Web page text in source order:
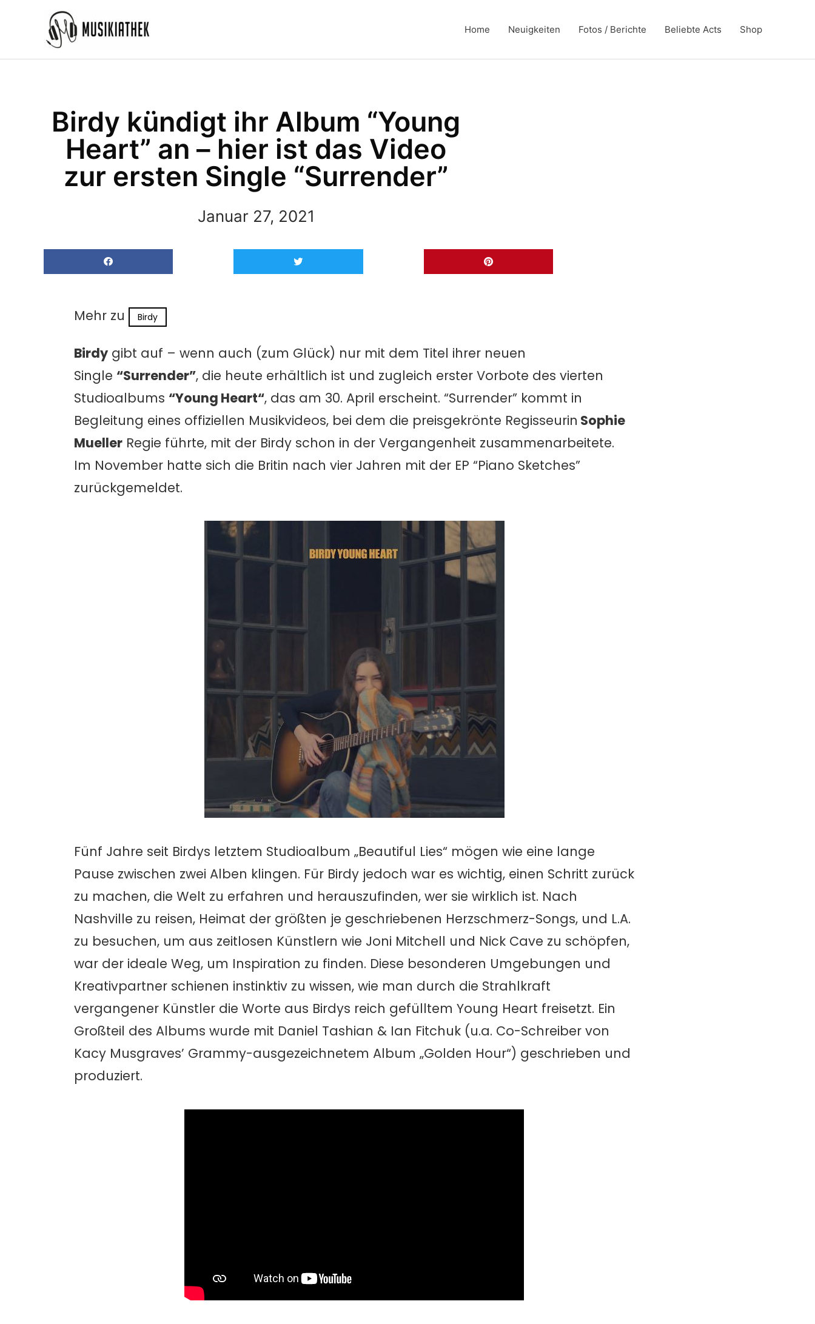
Home Neuigkeiten Fotos / Berichte Beliebte Acts Shop
Birdy kündigt ihr Album “Young
Heart” an – hier ist das Video
zur ersten Single “Surrender”
Januar 27, 2021
Mehr zu Birdy
Birdy gibt auf – wenn auch (zum Glück) nur mit dem Titel ihrer neuen
Single “Surrender”, die heute erhältlich ist und zugleich erster Vorbote des vierten
Studioalbums “Young Heart“, das am 30. April erscheint. “Surrender” kommt in
Begleitung eines offiziellen Musikvideos, bei dem die preisgekrönte Regisseurin Sophie
Mueller Regie führte, mit der Birdy schon in der Vergangenheit zusammenarbeitete.
Im November hatte sich die Britin nach vier Jahren mit der EP “Piano Sketches”
zurückgemeldet.
Fünf Jahre seit Birdys letztem Studioalbum „Beautiful Lies“ mögen wie eine lange
Pause zwischen zwei Alben klingen. Für Birdy jedoch war es wichtig, einen Schritt zurück
zu machen, die Welt zu erfahren und herauszufinden, wer sie wirklich ist. Nach
Nashville zu reisen, Heimat der größten je geschriebenen Herzschmerz-Songs, und L.A.
zu besuchen, um aus zeitlosen Künstlern wie Joni Mitchell und Nick Cave zu schöpfen,
war der ideale Weg, um Inspiration zu finden. Diese besonderen Umgebungen und
Kreativpartner schienen instinktiv zu wissen, wie man durch die Strahlkraft
vergangener Künstler die Worte aus Birdys reich gefülltem Young Heart freisetzt. Ein
Großteil des Albums wurde mit Daniel Tashian & Ian Fitchuk (u.a. Co-Schreiber von
Kacy Musgraves’ Grammy-ausgezeichnetem Album „Golden Hour“) geschrieben und
produziert.